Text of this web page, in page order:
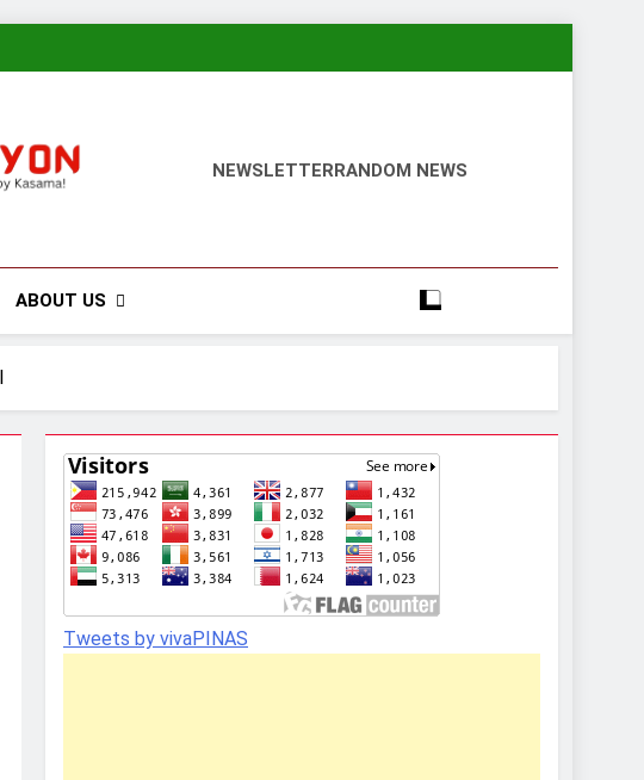
NEWSLETTERRANDOM NEWS
ABOUT US
Tweets by vivaPINAS